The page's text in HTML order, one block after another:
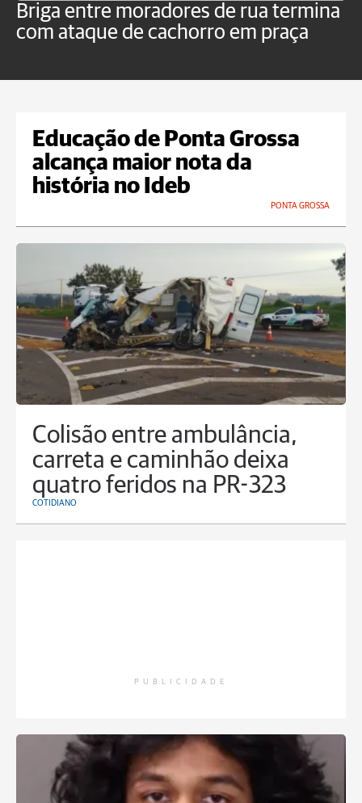
Briga entre moradores de rua termina
com ataque de cachorro em praça
Educação de Ponta Grossa
alcança maior nota da
história no Ideb
PONTA GROSSA
Colisão entre ambulância,
carreta e caminhão deixa
quatro feridos na PR-323
COTIDIANO
PUBLICIDADE